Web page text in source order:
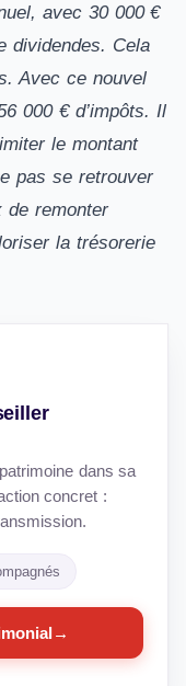
avec 30 000 €
dividendes. Cela
Avec ce nouvel
000 € d’impôts. Il
le montant
pas se retrouver
de remonter
la trésorerie
dans sa
concret :
→